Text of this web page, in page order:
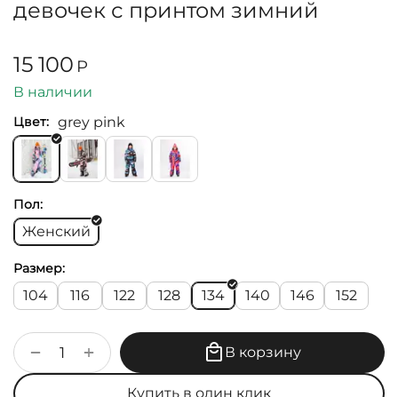
девочек с принтом зимний
15 100 Р
В наличии
Цвет: grey pink
Пол:
Женский
Размер:
104 116 122 128 134 140 146 152
+
− В корзину
Купить в один клик